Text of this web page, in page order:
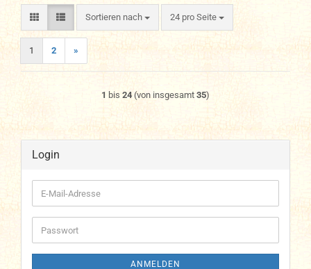
Sortieren nach
Sortieren nach 24 pro Seite
pro Seite
1 2 »
1 bis 24 (von insgesamt 35)
Login
E-
Mail-
Adresse
Passwort
ANMELDEN